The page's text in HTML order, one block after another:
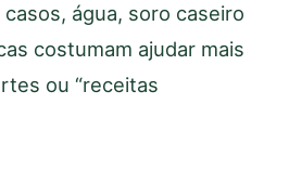
água, soro caseiro
costumam ajudar mais
ou “receitas